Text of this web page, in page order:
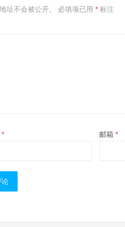
址不会被公开。 必填项已用 * 标注
* 邮箱 *